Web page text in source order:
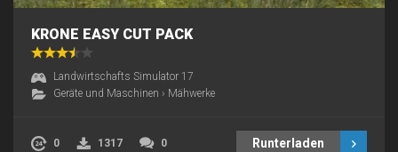
KRONE EASY CUT PACK
Landwirtschafts Simulator 17
Geräte und Maschinen › Mähwerke
0 1317 0 Runterladen